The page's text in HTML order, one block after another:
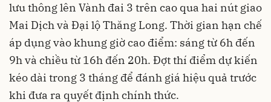
lưu thông lên Vành đai 3 trên cao qua hai nút giao
Mai Dịch và Đại lộ Thăng Long. Thời gian hạn chế
áp dụng vào khung giờ cao điểm: sáng từ 6h đến
9h và chiều từ 16h đến 20h. Đợt thí điểm dự kiến
kéo dài trong 3 tháng để đánh giá hiệu quả trước
khi đưa ra quyết định chính thức.